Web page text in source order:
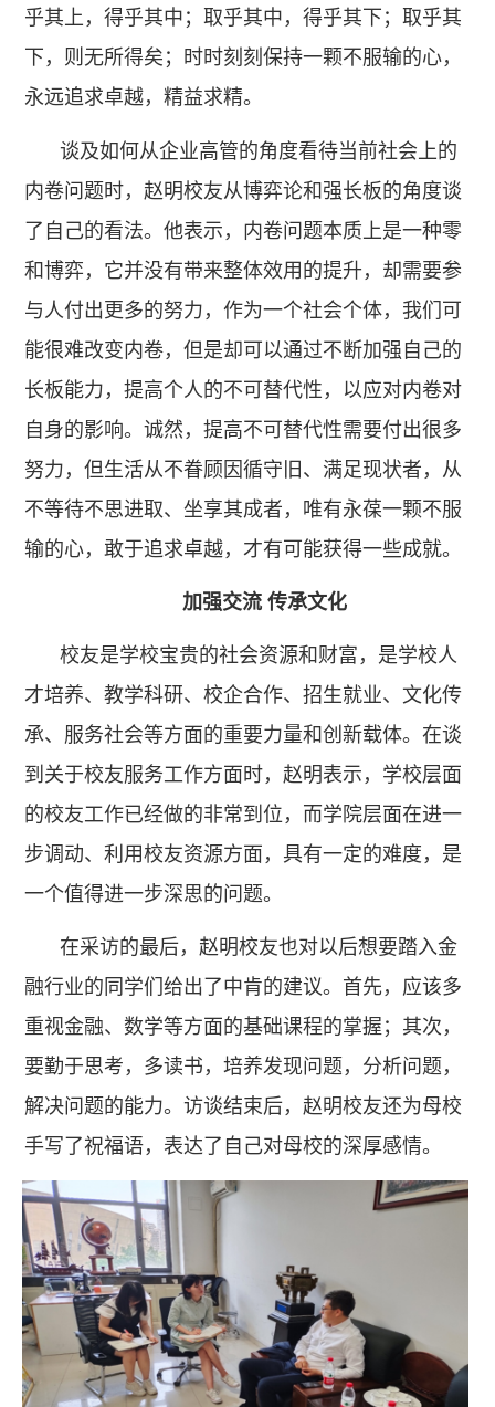
乎其上，得乎其中；取乎其中，得乎其下；取乎其
下，则无所得矣；时时刻刻保持一颗不服输的心，
永远追求卓越，精益求精。
谈及如何从企业高管的角度看待当前社会上的
内卷问题时，赵明校友从博弈论和强长板的角度谈
了自己的看法。他表示，内卷问题本质上是一种零
和博弈，它并没有带来整体效用的提升，却需要参
与人付出更多的努力，作为一个社会个体，我们可
能很难改变内卷，但是却可以通过不断加强自己的
长板能力，提高个人的不可替代性，以应对内卷对
自身的影响。诚然，提高不可替代性需要付出很多
努力，但生活从不眷顾因循守旧、满足现状者，从
不等待不思进取、坐享其成者，唯有永葆一颗不服
输的心，敢于追求卓越，才有可能获得一些成就。
加强交流 传承文化
校友是学校宝贵的社会资源和财富，是学校人
才培养、教学科研、校企合作、招生就业、文化传
承、服务社会等方面的重要力量和创新载体。在谈
到关于校友服务工作方面时，赵明表示，学校层面
的校友工作已经做的非常到位，而学院层面在进一
步调动、利用校友资源方面，具有一定的难度，是
一个值得进一步深思的问题。
在采访的最后，赵明校友也对以后想要踏入金
融行业的同学们给出了中肯的建议。首先，应该多
重视金融、数学等方面的基础课程的掌握；其次，
要勤于思考，多读书，培养发现问题，分析问题，
解决问题的能力。访谈结束后，赵明校友还为母校
手写了祝福语，表达了自己对母校的深厚感情。